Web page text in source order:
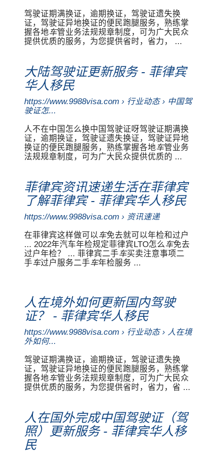
驾驶证期满换证，逾期换证，驾驶证遗失换
证，驾驶证异地换证的便民跑腿服务，熟练掌
握各地车管业务法规规章制度，可为广大民众
提供优质的服务，为您提供省时，省力， ...
大陆驾驶证更新服务 - 菲律宾
华人移民
https://www.9988visa.com › 行业动态 › 中国驾
驶证怎...
人不在中国怎么换中国驾驶证呀驾驶证期满换
证，逾期换证，驾驶证遗失换证，驾驶证异地
换证的便民跑腿服务，熟练掌握各地车管业务
法规规章制度，可为广大民众提供优质的 ...
菲律宾资讯速递生活在菲律宾
了解菲律宾 - 菲律宾华人移民
https://www.9988visa.com › 资讯速递
在菲律宾这样做可以车免去就可以年检和过户
... 2022年汽车年检规定菲律宾LTO怎么车免去
过户年检？ ... 菲律宾二手车买卖注意事项二
手车过户服务二手车年检服务 ...
人在境外如何更新国内驾驶
证？ - 菲律宾华人移民
https://www.9988visa.com › 行业动态 › 人在境
外如何...
驾驶证期满换证，逾期换证，驾驶证遗失换
证，驾驶证异地换证的便民跑腿服务，熟练掌
握各地车管业务法规规章制度，可为广大民众
提供优质的服务，为您提供省时，省力，省 ...
人在国外完成中国驾驶证（驾
照）更新服务 - 菲律宾华人移
民